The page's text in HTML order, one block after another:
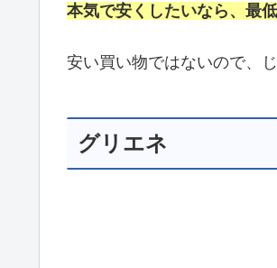
本気で安くしたいなら、最
安い買い物ではないので、
グリエネ